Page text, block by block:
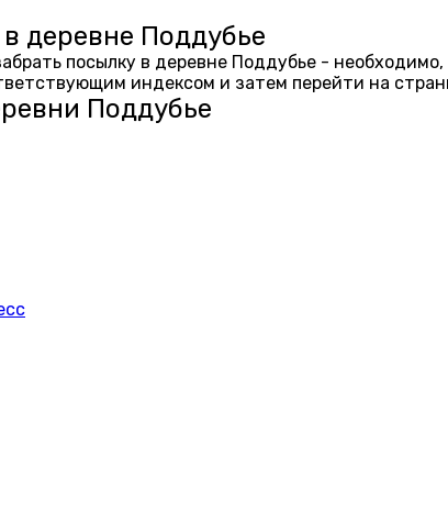
деревне Поддубье
посылку в деревне Поддубье -
индексом и затем перейти на
Поддубье